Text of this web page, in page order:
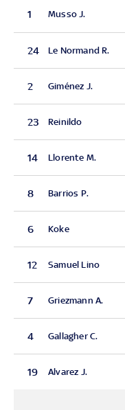
1 Musso J.
24 Le Normand R.
2 Giménez J.
23 Reinildo
14 Llorente M.
8 Barrios P.
6 Koke
12 Samuel Lino
7 Griezmann A.
4 Gallagher C.
19 Alvarez J.